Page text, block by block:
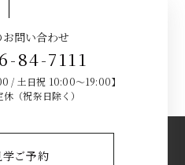
問い合わせ
84-7111
/ 土日祝 10:00～19:00】
（祝祭日除く）
学ご予約